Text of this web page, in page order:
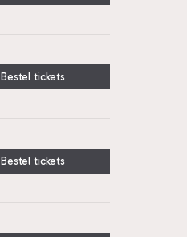
Bestel tickets
Bestel tickets